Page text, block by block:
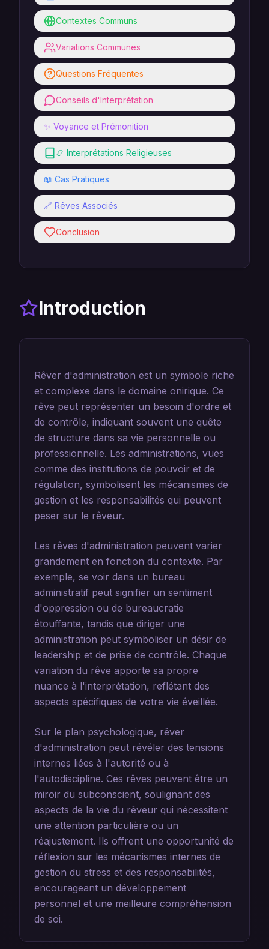
Contextes Communs
Variations Communes
Questions Fréquentes
Conseils d'Interprétation
✨ Voyance et Prémonition
📿 Interprétations Religieuses
📖 Cas Pratiques
🔗 Rêves Associés
Conclusion
Introduction
Rêver d'administration est un symbole riche
et complexe dans le domaine onirique. Ce
rêve peut représenter un besoin d'ordre et
de contrôle, indiquant souvent une quête
de structure dans sa vie personnelle ou
professionnelle. Les administrations, vues
comme des institutions de pouvoir et de
régulation, symbolisent les mécanismes de
gestion et les responsabilités qui peuvent
peser sur le rêveur.
Les rêves d'administration peuvent varier
grandement en fonction du contexte. Par
exemple, se voir dans un bureau
administratif peut signifier un sentiment
d'oppression ou de bureaucratie
étouffante, tandis que diriger une
administration peut symboliser un désir de
leadership et de prise de contrôle. Chaque
variation du rêve apporte sa propre
nuance à l'interprétation, reflétant des
aspects spécifiques de votre vie éveillée.
Sur le plan psychologique, rêver
d'administration peut révéler des tensions
internes liées à l'autorité ou à
l'autodiscipline. Ces rêves peuvent être un
miroir du subconscient, soulignant des
aspects de la vie du rêveur qui nécessitent
une attention particulière ou un
réajustement. Ils offrent une opportunité de
réflexion sur les mécanismes internes de
gestion du stress et des responsabilités,
encourageant un développement
personnel et une meilleure compréhension
de soi.